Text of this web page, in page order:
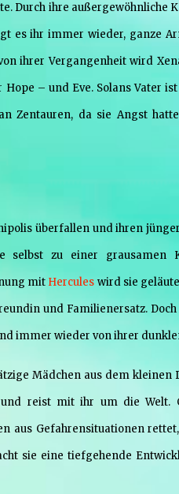
Durch ihre
es ihr immer wieder, ganze
ihrer Vergangenheit wird
– und Eve. Solans Vater
Zentauren, da sie Angst
überfallen und ihren
selbst zu einer grausamen
mit Hercules wird sie
und Familienersatz.
immer wieder von ihrer
Mädchen aus dem
reist mit ihr um die Welt.
aus Gefahrensituationen
sie eine tiefgehende